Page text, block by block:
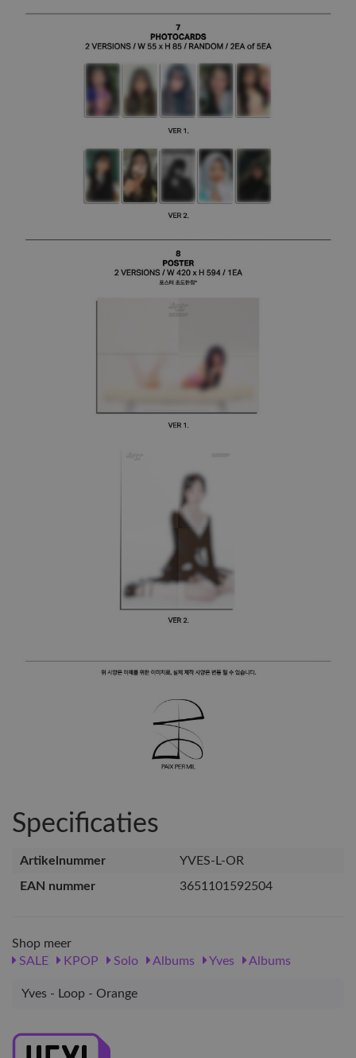
Specificaties
Artikelnummer
YVES-L-OR
EAN nummer
3651101592504
Shop meer
SALE
KPOP Solo Albums Yves Albums
Yves - Loop - Orange